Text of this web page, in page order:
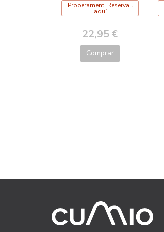
Properament. Reserva'l
aquí
22,95 €
Comprar